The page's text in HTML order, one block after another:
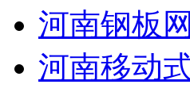
河南钢板
河南移动